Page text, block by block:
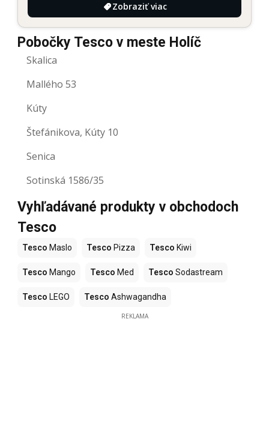
Zobraziť viac
Pobočky Tesco v meste Holíč
Skalica
Mallého 53
Kúty
Štefánikova, Kúty 10
Senica
Sotinská 1586/35
Vyhľadávané produkty v obchodoch
Tesco
Tesco Maslo Tesco Pizza Tesco Kiwi
Tesco Mango Tesco Med Tesco Sodastream
Tesco LEGO Tesco Ashwagandha
REKLAMA